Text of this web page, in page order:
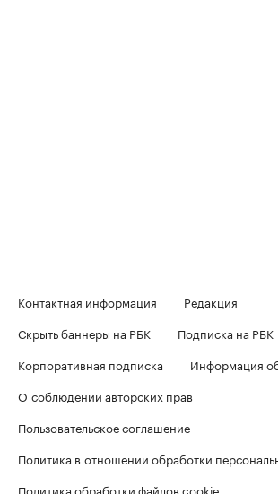
Контактная информация
Редакция
Скрыть баннеры на РБК
Подписка на РБК
Корпоративная подписка
Информация
О соблюдении авторских прав
Пользовательское соглашение
Политика в отношении обработки
Политика обработки файлов cookie